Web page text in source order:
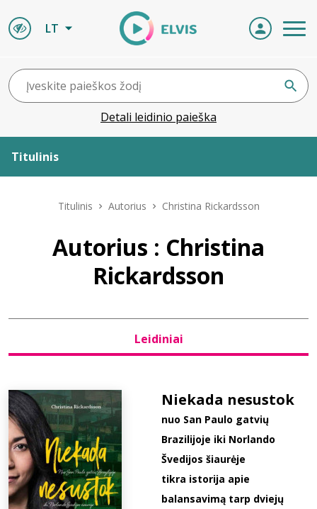
LT
Detali leidinio paieška
Titulinis
Leidiniai
Naujienos
Bibliotekoms
D.U.K.
+370 667 80 541
info@elvislab.lt
Titulinis Autorius Christina Rickardsson
Autorius : Christina
Rickardsson
Leidiniai
Niekada nesustok
nuo San Paulo gatvių
Brazilijoje iki Norlando
Švedijos šiaurėje
tikra istorija apie
balansavimą tarp dviejų